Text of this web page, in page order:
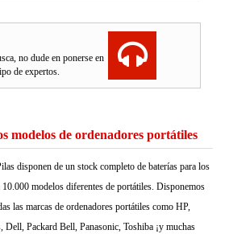
no dude en ponerse en
de expertos.
modelos de ordenadores portátiles
disponen de un stock completo de baterías para los
10.000 modelos diferentes de portátiles. Disponemos
las marcas de ordenadores portátiles como HP,
Dell, Packard Bell, Panasonic, Toshiba ¡y muchas